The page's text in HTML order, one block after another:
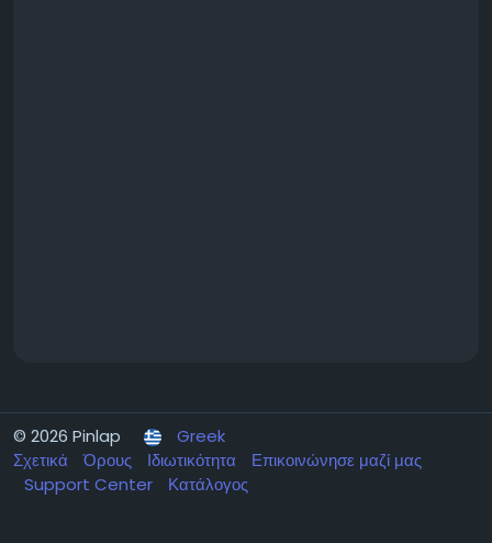
© 2026 Pinlap
Greek
Σχετικά
Όρους Ιδιωτικότητα
Επικοινώνησε μαζί μας
Support Center
Κατάλογος